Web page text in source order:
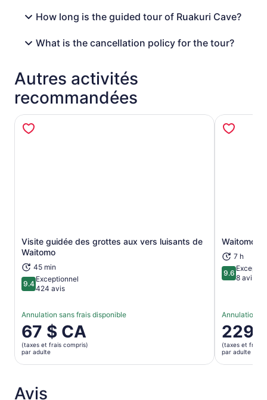
How long is the guided tour of Ruakuri Cave?
What is the cancellation policy for the tour?
Autres activités
recommandées
Visite guidée des grottes aux vers luisants de
Waitomo
45 min
9.49.4 sur 10
Exceptionnel
424 avis
Annulation sans frais disponible
Le
prix
est
de 67 $ CA.
adulte
67 $ CA
(taxes et frais compris)
par adulte
S’ouvre dans un nouvel onglet
Waitomo
7 h
9.69.6 sur 10
8 avis
Annulation
Le
prix
est
de 229 $
229
(taxes et frais
par adulte
Avis